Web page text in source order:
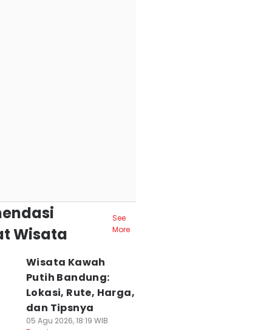
Wisata
See
More
Wisata Kawah
Putih Bandung:
Lokasi, Rute, Harga,
dan Tipsnya
05 Agu 2026, 18:19 WIB